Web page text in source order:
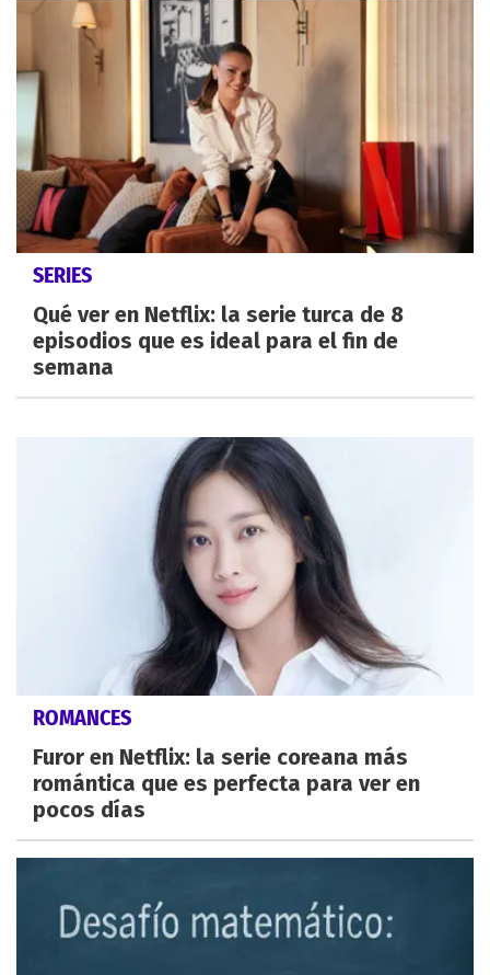
SERIES
Qué ver en Netflix: la serie turca de 8
episodios que es ideal para el fin de
semana
ROMANCES
Furor en Netflix: la serie coreana más
romántica que es perfecta para ver en
pocos días